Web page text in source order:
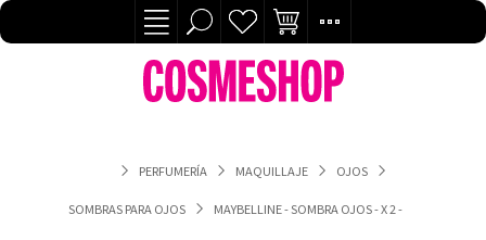
PERFUMERÍA MAQUILLAJE OJOS
SOMBRAS PARA OJOS MAYBELLINE - SOMBRA OJOS - X 2 - COLOR RIVAL